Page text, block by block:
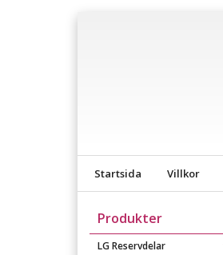
Startsida Villkor
Produkter
LG Reservdelar